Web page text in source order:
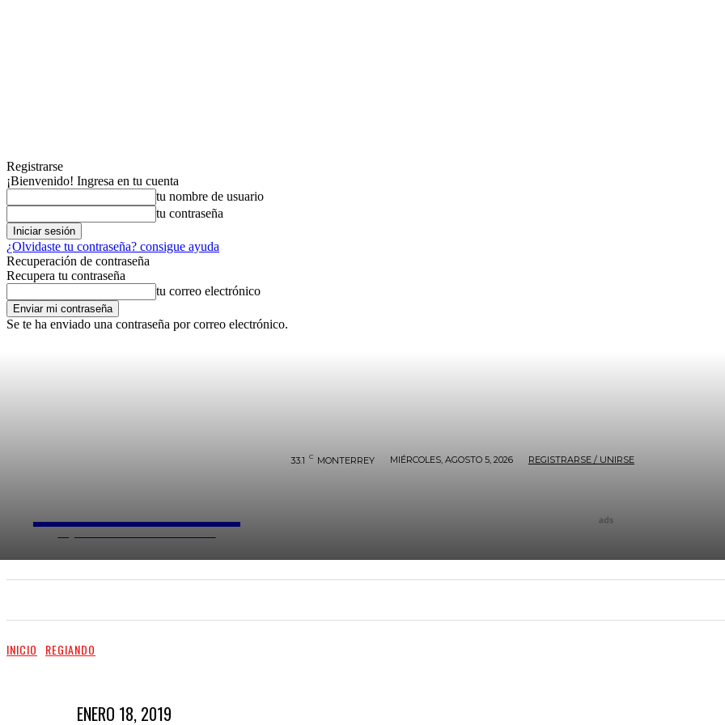
Registrarse
¡Bienvenido! Ingresa en tu cuenta
tu nombre de usuario
tu contraseña
¿Olvidaste tu contraseña? consigue ayuda
Recuperación de contraseña
Recupera tu contraseña
tu correo electrónico
Se te ha enviado una contraseña por correo electrónico.
REGIANDO 33.1 C MONTERREY MIÉRCOLES, AGOSTO 5, 2026 REGISTRARSE / UNIRSE
INICIO REGIANDO
ENERO 18, 2019